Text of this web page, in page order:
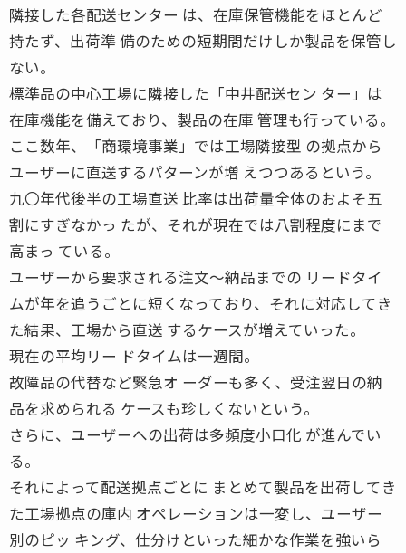
隣接した各配送センター は、在庫保管機能をほとんど
持たず、出荷準 備のための短期間だけしか製品を保管し
ない。
標準品の中心工場に隣接した「中井配送セン ター」は
在庫機能を備えており、製品の在庫 管理も行っている。
ここ数年、「商環境事業」では工場隣接型 の拠点から
ユーザーに直送するパターンが増 えつつあるという。
九〇年代後半の工場直送 比率は出荷量全体のおよそ五
割にすぎなかっ たが、それが現在では八割程度にまで
高まっ ている。
ユーザーから要求される注文〜納品までの リードタイ
ムが年を追うごとに短くなっており、それに対応してき
た結果、工場から直送 するケースが増えていった。
現在の平均リー ドタイムは一週間。
故障品の代替など緊急オ ーダーも多く、受注翌日の納
品を求められる ケースも珍しくないという。
さらに、ユーザーへの出荷は多頻度小口化 が進んでい
る。
それによって配送拠点ごとに まとめて製品を出荷してき
た工場拠点の庫内 オペレーションは一変し、ユーザー
別のピッ キング、仕分けといった細かな作業を強いら